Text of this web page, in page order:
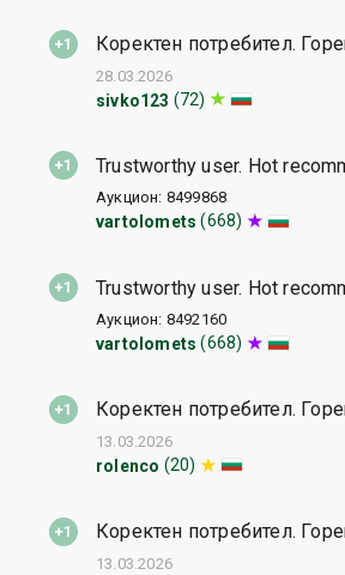
Коректен потребител.
sivko123 (72)
28.03.2026
Trustworthy user. Hot
vartolomets (668)
Аукцион: 8499868
Trustworthy user. Hot
vartolomets (668)
Аукцион: 8492160
Коректен потребител.
rolenco (20)
13.03.2026
Коректен потребител.
13.03.2026